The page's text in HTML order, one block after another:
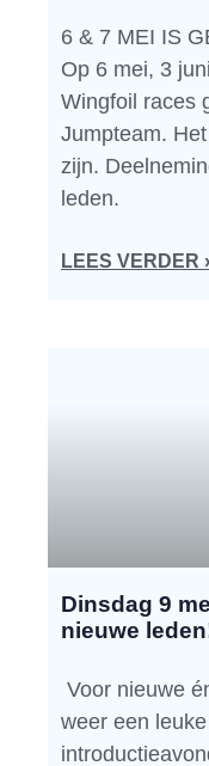
6 & 7 MEI IS
Op 6 mei, 3
Wingfoil races
Jumpteam.
zijn.
leden.
LEES VERDER
Dinsdag 9
nieuwe
Voor nieuwe
weer een